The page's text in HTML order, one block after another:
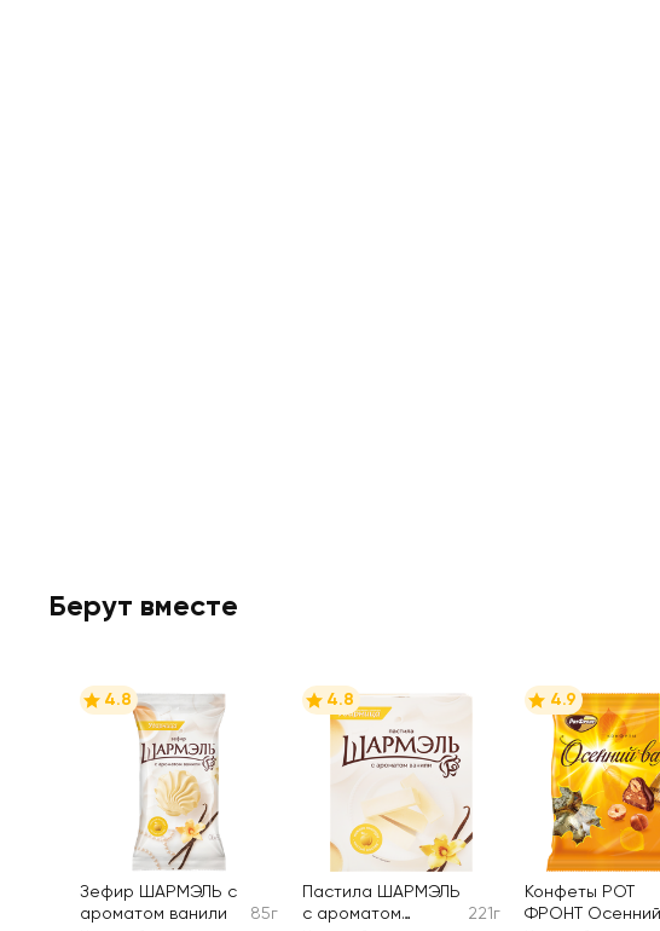
Берут вместе
4.8
Зефир ШАРМЭЛЬ с
ароматом ванили
85г
4.8
Пастила ШАРМЭЛЬ
с ароматом
221г
4.9
Конфеты РОТ
ФРОНТ Осенний